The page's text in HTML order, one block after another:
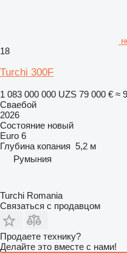
18
Turchi 300F
1 083 000 000 UZS 79 000 € ≈
Сваебой
2026
Состояние новый
Euro 6
Глубина копания 5,2 м
Румыния
Turchi Romania
Связаться с продавцом
Продаете технику?
Делайте это вместе с нами!